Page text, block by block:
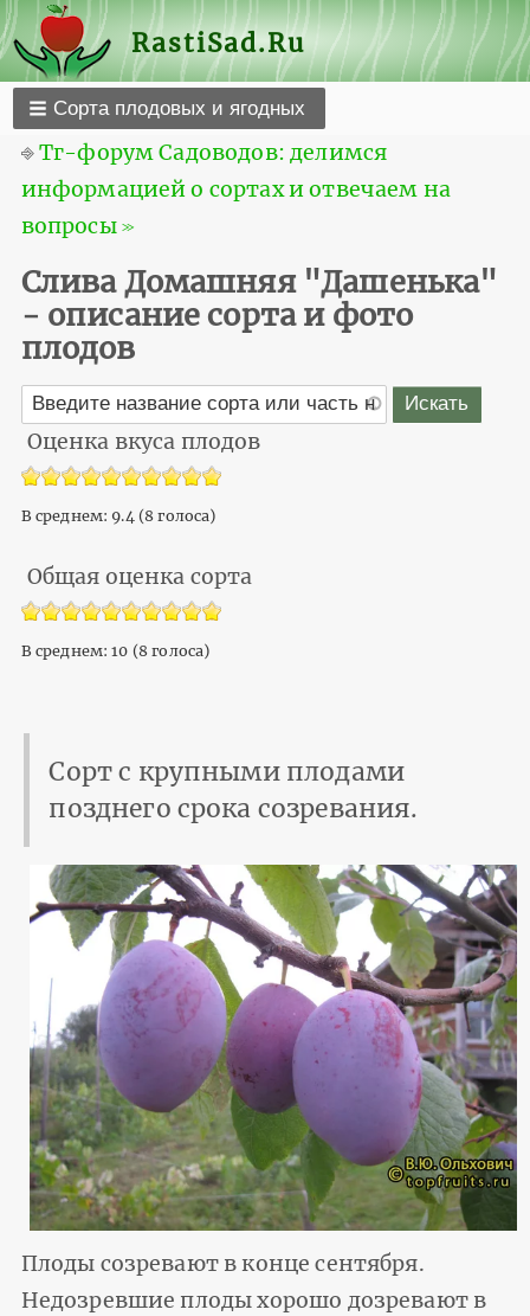
RastiSad.Ru
Сорта плодовых и ягодных
⎆Тг-форум Садоводов: делимся
информацией о сортах и отвечаем на
вопросы ≫
Слива Домашняя "Дашенька"
- описание сорта и фото
плодов
Оценка вкуса плодов
В среднем: 9.4 (8 голоса)
Общая оценка сорта
В среднем:10 (8 голоса)
Сорт с крупными плодами
позднего срока созревания.
Плоды созревают в конце сентября.
Недозревшие плоды хорошо дозревают в